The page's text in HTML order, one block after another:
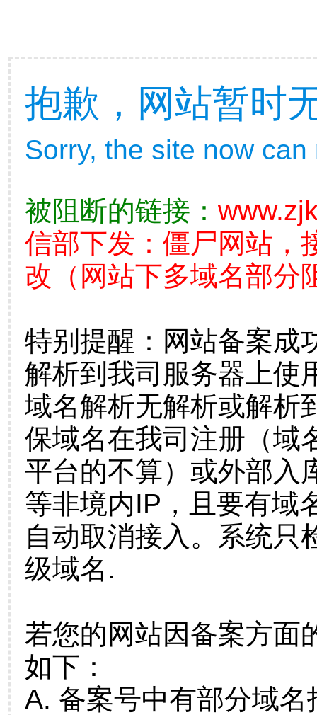
抱歉，网站暂时
Sorry, the site now
被阻断的链接：
信部下发：僵尸网站，
改（网站下多域名部分
特别提醒：网站备案成
解析到我司服务器上使
域名解析无解析或解析
保域名在我司注册（域
平台的不算）或外部入
等非境内IP，且要有域
自动取消接入。系统只
级域名.
若您的网站因备案方面
如下：
A. 备案号中有部分域